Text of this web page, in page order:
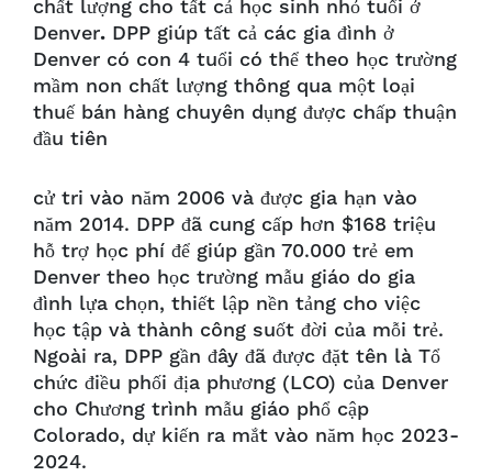
chất lượng cho tất cả học sinh nhỏ tuổi ở
Denver. DPP giúp tất cả các gia đình ở
Denver có con 4 tuổi có thể theo học trường
mầm non chất lượng thông qua một loại
thuế bán hàng chuyên dụng được chấp thuận
đầu tiên
cử tri vào năm 2006 và được gia hạn vào
năm 2014. DPP đã cung cấp hơn $168 triệu
hỗ trợ học phí để giúp gần 70.000 trẻ em
Denver theo học trường mẫu giáo do gia
đình lựa chọn, thiết lập nền tảng cho việc
học tập và thành công suốt đời của mỗi trẻ.
Ngoài ra, DPP gần đây đã được đặt tên là Tổ
chức điều phối địa phương (LCO) của Denver
cho Chương trình mẫu giáo phổ cập
Colorado, dự kiến ra mắt vào năm học 2023-
2024.